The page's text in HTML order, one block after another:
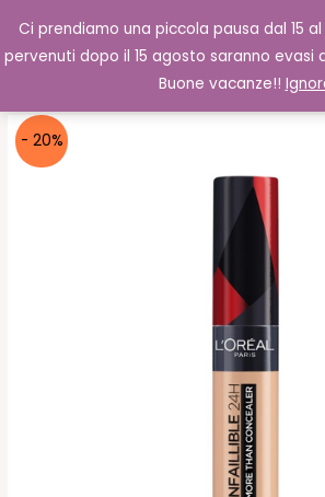
Ci prendiamo una piccola pausa dal 15
pervenuti dopo il 15 agosto saranno evasi
Buone vacanze!!
contenuto
0,00€
- 20%